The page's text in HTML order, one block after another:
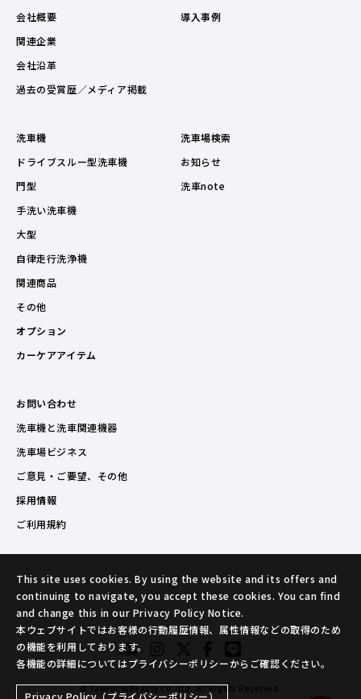
会社概要
関連企業
会社沿革
過去の受賞歴／メディア掲載
導入事例
洗車機
ドライブスルー型洗車機
門型
手洗い洗車機
大型
自律走行洗浄機
関連商品
その他
オプション
カーケアアイテム
洗車場検索
お知らせ
洗車note
お問い合わせ
洗車機と洗車関連機器
洗車場ビジネス
ご意見・ご要望、その他
採用情報
ご利用規約
© TakeuchiBeauty co.,ltd. All Rights Reserved.
This site uses cookies. By using the website and its offers and
continuing to navigate, you accept these cookies. You can find
and change this in our Privacy Policy Notice.
本ウェブサイトではお客様の行動履歴情報、属性情報などの取得のため
の機能を利用しております。
各機能の詳細についてはプライバシーポリシーからご確認ください。
Privacy Policy（プライバシーポリシー）